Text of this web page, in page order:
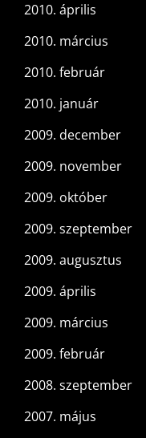
2010. április
2010. március
2010. február
2010. január
2009. december
2009. november
2009. október
2009. szeptember
2009. augusztus
2009. április
2009. március
2009. február
2008. szeptember
2007. május